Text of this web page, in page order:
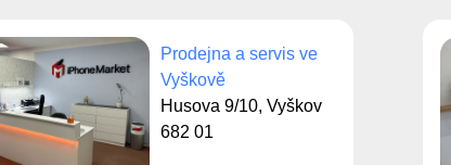
Prodejna a servis ve
Vyškově
Husova 9/10, Vyškov
682 01